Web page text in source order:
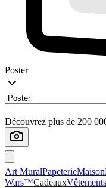
Poster
Découvrez plus de 200
Art MuralPapeterieMaison
Wars™Cadeaux